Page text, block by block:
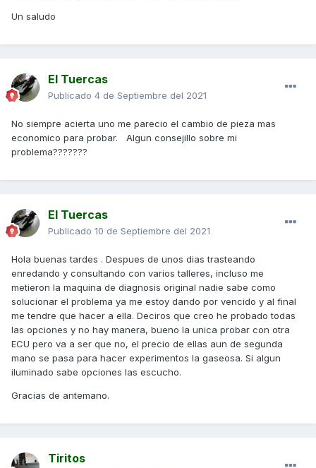
Un saludo
El Tuercas
Publicado 4 de Septiembre del 2021
No siempre acierta uno me parecio el cambio de pieza mas
economico para probar. Algun consejillo sobre mi
problema???????
El Tuercas
Publicado 10 de Septiembre del 2021
Hola buenas tardes . Despues de unos dias trasteando
enredando y consultando con varios talleres, incluso me
metieron la maquina de diagnosis original nadie sabe como
solucionar el problema ya me estoy dando por vencido y al final
me tendre que hacer a ella. Deciros que creo he probado todas
las opciones y no hay manera, bueno la unica probar con otra
ECU pero va a ser que no, el precio de ellas aun de segunda
mano se pasa para hacer experimentos la gaseosa. Si algun
iluminado sabe opciones las escucho.
Gracias de antemano.
Tiritos